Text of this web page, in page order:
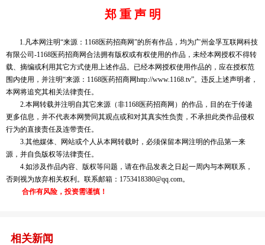
郑 重 声 明
1.凡本网注明“来源：1168医药招商网”的所有作品，均为广州金孚互联网科技
有限公司-1168医药招商网合法拥有版权或有权使用的作品，未经本网授权不得转
载、摘编或利用其它方式使用上述作品。已经本网授权使用作品的，应在授权范
围内使用，并注明“来源：1168医药招商网http://www.1168.tv”。违反上述声明者，
本网将追究其相关法律责任。
2.本网转载并注明自其它来源（非1168医药招商网）的作品，目的在于传递
更多信息，并不代表本网赞同其观点或和对其真实性负责，不承担此类作品侵权
行为的直接责任及连带责任。
3.其他媒体、网站或个人从本网转载时，必须保留本网注明的作品第一来
源，并自负版权等法律责任。
4.如涉及作品内容、版权等问题，请在作品发表之日起一周内与本网联系，
否则视为放弃相关权利。联系邮箱：1753418380@qq.com。
合作有风险，投资需谨慎！
相关新闻